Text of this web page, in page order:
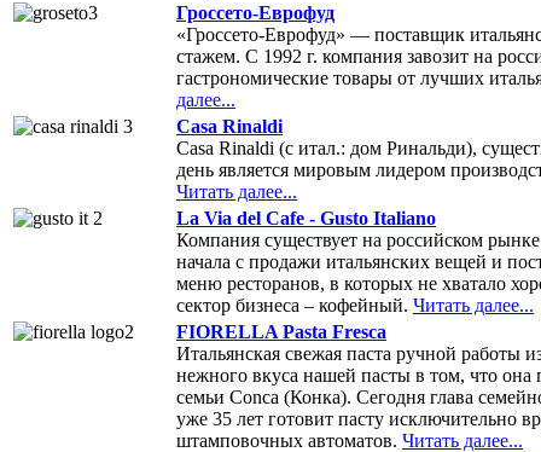
Гроссето-Еврофуд
«Гроссето-Еврофуд» — поставщик
стажем. С 1992 г. компания завозит на
гастрономические товары от лучших
далее...
Casa Rinaldi
Casa Rinaldi (с итал.: дом Ринальди),
день является мировым лидером
Читать далее...
La Via del Cafe - Gusto Italiano
Компания существует на российском
начала с продажи итальянских вещей и
меню ресторанов, в которых не хватало
сектор бизнеса – кофейный. Читать далее...
FIORELLA Pasta Fresca
Итальянская свежая паста ручной работы
нежного вкуса нашей пасты в том, что она
семьи Conca (Конка). Сегодня глава
уже 35 лет готовит пасту исключительно
штамповочных автоматов. Читать далее...